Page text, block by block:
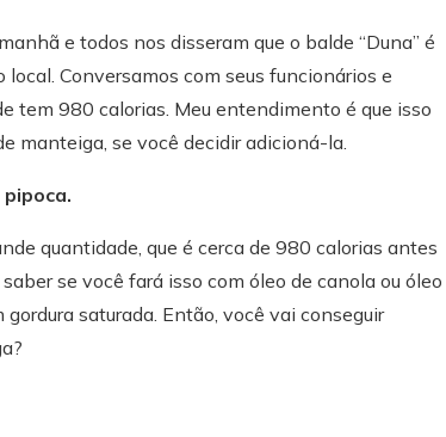
e todos nos disseram que o balde “Duna” é
Conversamos com seus funcionários e
tem 980 calorias. Meu entendimento é que isso
manteiga, se você decidir adicioná-la.
quantidade, que é cerca de 980 calorias antes
se você fará isso com óleo de canola ou óleo
saturada. Então, você vai conseguir